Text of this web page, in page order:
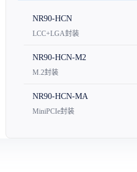
NR90-HCN
LCC+LGA封装
NR90-HCN-M2
M.2封装
NR90-HCN-MA
MiniPCIe封装